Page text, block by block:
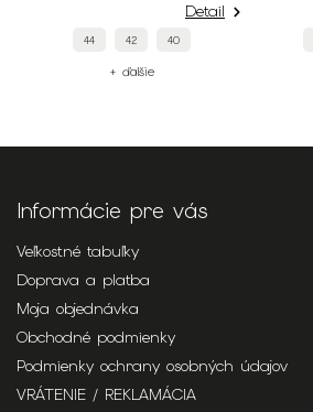
Detail
44 42 40
+ ďalšie
Informácie pre vás
Veľkostné tabuľky
Doprava a platba
Moja objednávka
Obchodné podmienky
Podmienky ochrany osobných údajov
VRÁTENIE / REKLAMÁCIA